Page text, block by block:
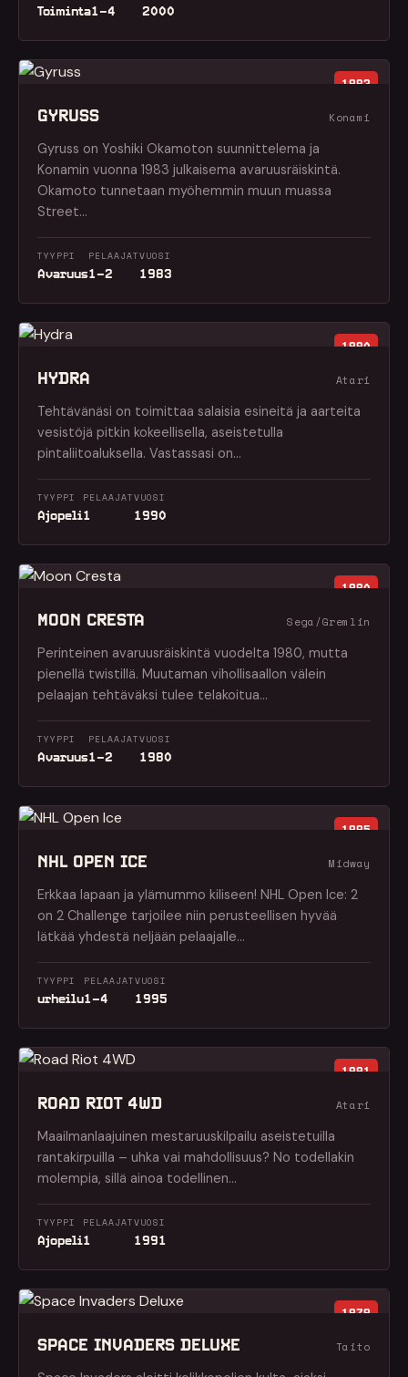
Toiminta1–4 2000
1983
GYRUSS Konami
Gyruss on Yoshiki Okamoton suunnittelema ja
Konamin vuonna 1983 julkaisema avaruusräiskintä.
Okamoto tunnetaan myöhemmin muun muassa
Street…
TYYPPI
Avaruus
PELAAJAT
1–2
VUOSI
1983
1990
HYDRA Atari
Tehtävänäsi on toimittaa salaisia esineitä ja aarteita
vesistöjä pitkin kokeellisella, aseistetulla
pintaliitoaluksella. Vastassasi on…
TYYPPI
Ajopeli
PELAAJAT
1
VUOSI
1990
1980
MOON CRESTA Sega/Gremlin
Perinteinen avaruusräiskintä vuodelta 1980, mutta
pienellä twistillä. Muutaman vihollisaallon välein
pelaajan tehtäväksi tulee telakoitua…
TYYPPI
Avaruus
PELAAJAT
1–2
VUOSI
1980
1995
NHL OPEN ICE Midway
Erkkaa lapaan ja ylämummo kiliseen! NHL Open Ice: 2
on 2 Challenge tarjoilee niin perusteellisen hyvää
lätkää yhdestä neljään pelaajalle…
TYYPPI
urheilu
PELAAJAT
1–4
VUOSI
1995
1991
ROAD RIOT 4WD Atari
Maailmanlaajuinen mestaruuskilpailu aseistetuilla
rantakirpuilla – uhka vai mahdollisuus? No todellakin
molempia, sillä ainoa todellinen…
TYYPPI
Ajopeli
PELAAJAT
1
VUOSI
1991
1979
SPACE INVADERS DELUXE Taito